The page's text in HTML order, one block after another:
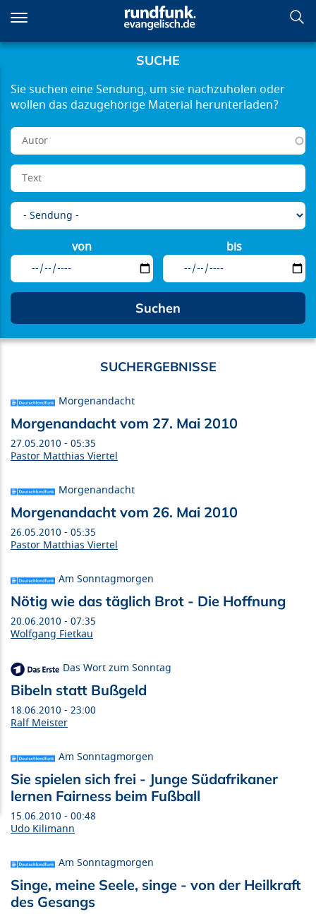
zum
Inhalt
SUCHE
von bis
Morgenandacht
Morgenandacht vom 27. Mai 2010
27.05.2010 - 05:35
Pastor Matthias Viertel
Morgenandacht
Morgenandacht vom 26. Mai 2010
26.05.2010 - 05:35
Pastor Matthias Viertel
Am Sonntagmorgen
Nötig wie das täglich Brot - Die Hoffnung
20.06.2010 - 07:35
Wolfgang Fietkau
Das Wort zum Sonntag
Bibeln statt Bußgeld
18.06.2010 - 23:00
Ralf Meister
Am Sonntagmorgen
Sie spielen sich frei - Junge Südafrikaner
lernen Fairness beim Fußball
15.06.2010 - 00:48
Udo Kilimann
Am Sonntagmorgen
Singe, meine Seele, singe - von der Heilkraft
des Gesangs